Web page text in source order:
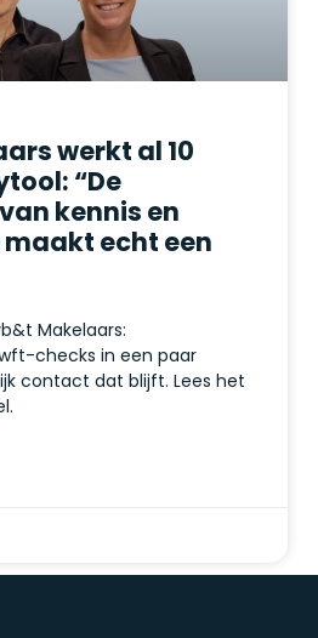
werkt al 10
“De
kennis en
echt een
Makelaars:
checks in een paar
contact dat blijft. Lees het